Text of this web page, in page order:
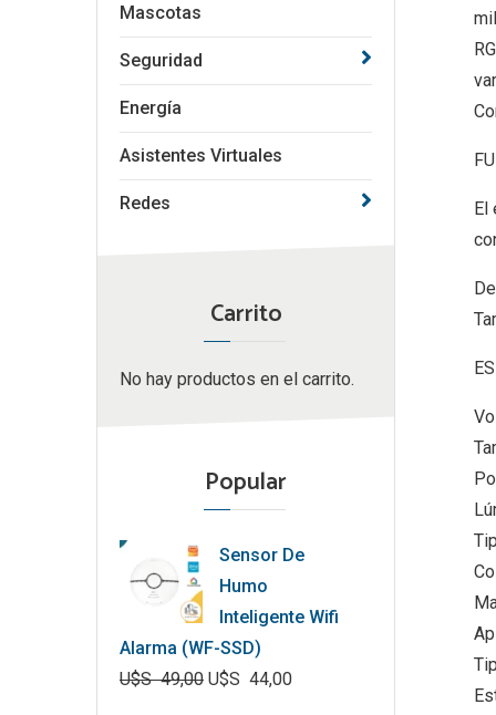
Mascotas
Seguridad
Energía
Asistentes Virtuales
Redes
Carrito
No hay productos en el carrito.
Popular
Sensor De
Humo
Inteligente Wifi
Alarma (WF-SSD)
U$S49,00 U$S 44,00
El